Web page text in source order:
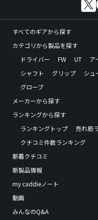
すべてのギアから探す
カテゴリから製品を探す
ドライバー
FW UT ア
シャフト
グリップ シュ
グローブ
メーカーから探す
ランキングから探す
ランキングトップ
売れ筋
クチコミ件数ランキング
新着クチコミ
新製品情報
my caddieノート
動画
みんなのQ&A